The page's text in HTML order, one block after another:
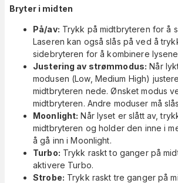
Bryter i midten
På/av: Trykk på midtbryteren for å
Laseren kan også slås på ved å
sidebryteren for å kombinere
Justering av strømmodus: Når
modusen (Low, Medium High)
midtbryteren nede. Ønsket modus
midtbryteren. Andre moduser må
Moonlight: Når lyset er slått av,
midtbryteren og holder den inne i
å gå inn i Moonlight.
Turbo: Trykk raskt to ganger på
aktivere Turbo.
Strobe: Trykk raskt tre ganger på